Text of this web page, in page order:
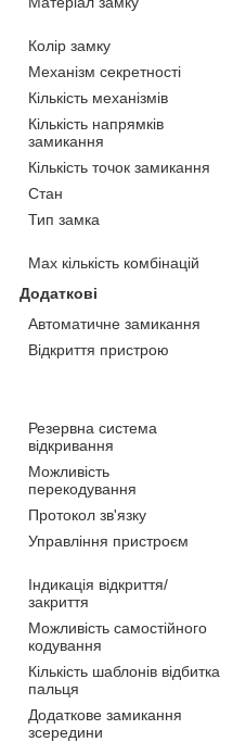
Колір замку
Механізм секретності
Кількість механізмів
Кількість напрямків
замикання
Кількість точок замикання
Стан
Тип замка
Max кількість комбінацій
Додаткові
Автоматичне замикання
Відкриття пристрою
Резервна система
відкривання
Можливість
перекодування
Протокол зв'язку
Управління пристроєм
Індикація відкриття/
закриття
Можливість самостійного
кодування
Кількість шаблонів відбитка
пальця
Додаткове замикання
зсередини